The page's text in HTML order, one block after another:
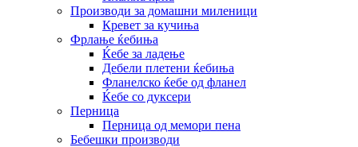
Производи за домашни миленици
Кревет за кучиња
Фрлање ќебиња
Ќебе за ладење
Дебели плетени ќебиња
Фланелско ќебе од фланел
Ќебе со дуксери
Перница
Перница од мемори пена
Бебешки производи